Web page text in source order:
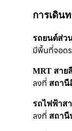
การเดิน
รถยนต์ส่ว
มีพื้นที่จอดร
MRT สาย
ลงที่ สถานี
รถไฟฟ้าส
ลงที่ สถานี